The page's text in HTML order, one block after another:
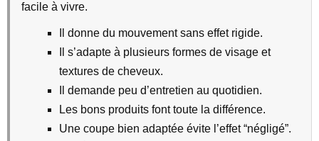
facile à vivre.
Il donne du mouvement sans effet rigide.
Il s’adapte à plusieurs formes de visage et
textures de cheveux.
Il demande peu d’entretien au quotidien.
Les bons produits font toute la différence.
Une coupe bien adaptée évite l’effet “négligé”.